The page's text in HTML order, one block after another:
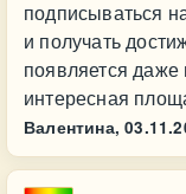
подписываться
и получать
появляется
интересная
Валентина,